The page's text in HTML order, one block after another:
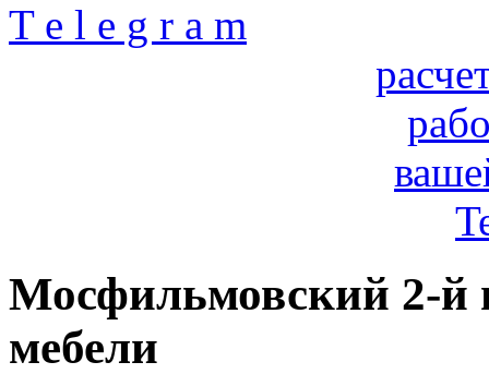
T e l e g r a m
Мосфильмовский 2-й
мебели